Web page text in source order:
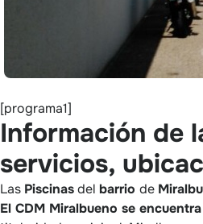
[programa1]
Información de
servicios,
Las Piscinasdel barrio de
El CDM Miralbueno se